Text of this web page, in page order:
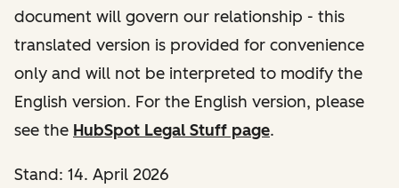
document will govern our relationship - this
translated version is provided for convenience
only and will not be interpreted to modify the
English version. For the English version, please
see the HubSpot Legal Stuff page.
Stand: 14. April 2026